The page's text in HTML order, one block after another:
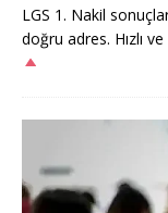
LGS 1. Nakil
doğru adres. Hızlı